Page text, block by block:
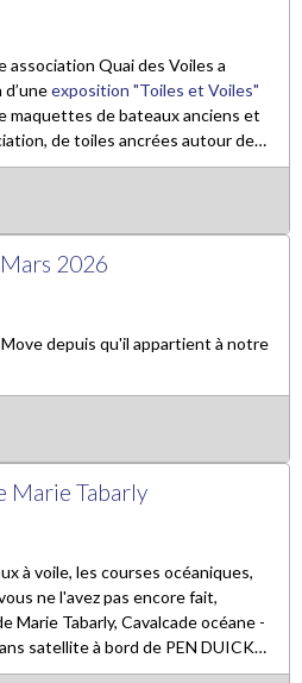
association Quai des Voiles a
exposition "Toiles et Voiles"
maquettes de bateaux anciens et
de toiles ancrées autour de
s'inscrit dans notre démarche
2026
depuis qu'il appartient à notre
Marie Tabarly
à voile, les courses océaniques,
ne l'avez pas encore fait,
Marie Tabarly, Cavalcade océane -
satellite à bord de PEN DUICK
plaisir à lire ce livre.